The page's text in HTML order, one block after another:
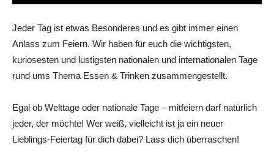
Jeder Tag ist etwas Besonderes und es gibt immer einen
Anlass zum Feiern. Wir haben für euch die wichtigsten,
kuriosesten und lustigsten nationalen und internationalen Tage
rund ums Thema Essen & Trinken zusammengestellt.
Egal ob Welttage oder nationale Tage – mitfeiern darf natürlich
jeder, der möchte! Wer weiß, vielleicht ist ja ein neuer
Lieblings-Feiertag für dich dabei? Lass dich überraschen!